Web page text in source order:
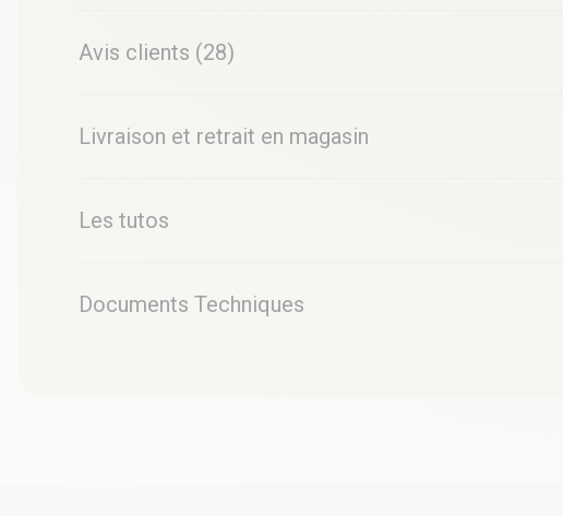
Avis clients (28)
Livraison et retrait en magasin
Les tutos
Documents Techniques